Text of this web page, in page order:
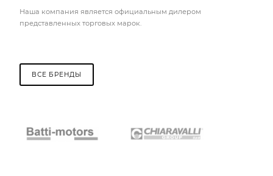
Наша компания является официальным дилером
представленных торговых марок.
ВСЕ БРЕНДЫ